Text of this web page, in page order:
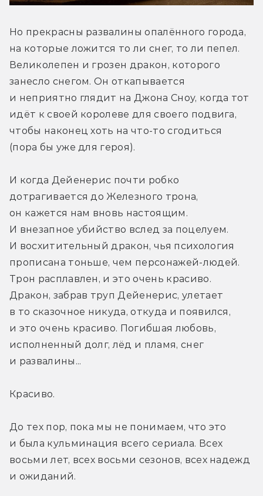
Но прекрасны развалины опалённого города,
на которые ложится то ли снег, то ли пепел.
Великолепен и грозен дракон, которого
занесло снегом. Он откапывается
и неприятно глядит на Джона Сноу, когда тот
идёт к своей королеве для своего подвига,
чтобы наконец хоть на что-то сгодиться
(пора бы уже для героя).
И когда Дейенерис почти робко
дотрагивается до Железного трона,
он кажется нам вновь настоящим.
И внезапное убийство вслед за поцелуем.
И восхитительный дракон, чья психология
прописана тоньше, чем персонажей-людей.
Трон расплавлен, и это очень красиво.
Дракон, забрав труп Дейенерис, улетает
в то сказочное никуда, откуда и появился,
и это очень красиво. Погибшая любовь,
исполненный долг, лёд и пламя, снег
и развалины...
Красиво.
До тех пор, пока мы не понимаем, что это
и была кульминация всего сериала. Всех
восьми лет, всех восьми сезонов, всех надежд
и ожиданий.